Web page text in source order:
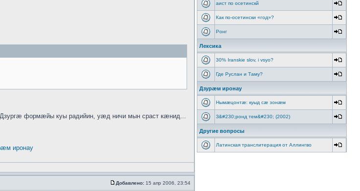
формæйы куы радийин, уæд ничи мын сраст кæнид...
иронау
Добавлено: 15 апр 2006, 23:54
аист по осетинскй
Как по-осетински «год»?
Ронг
Лексика
30% Iranskie slov, i vsyo?
Где Руслан и Таму?
Дзурæм иронау
Нымæцонтæ: куыд сæ зонæм
З&#230;ронд тем&#230; (2002)
Другие вопросы
Латинская транслитерация от Аллингво